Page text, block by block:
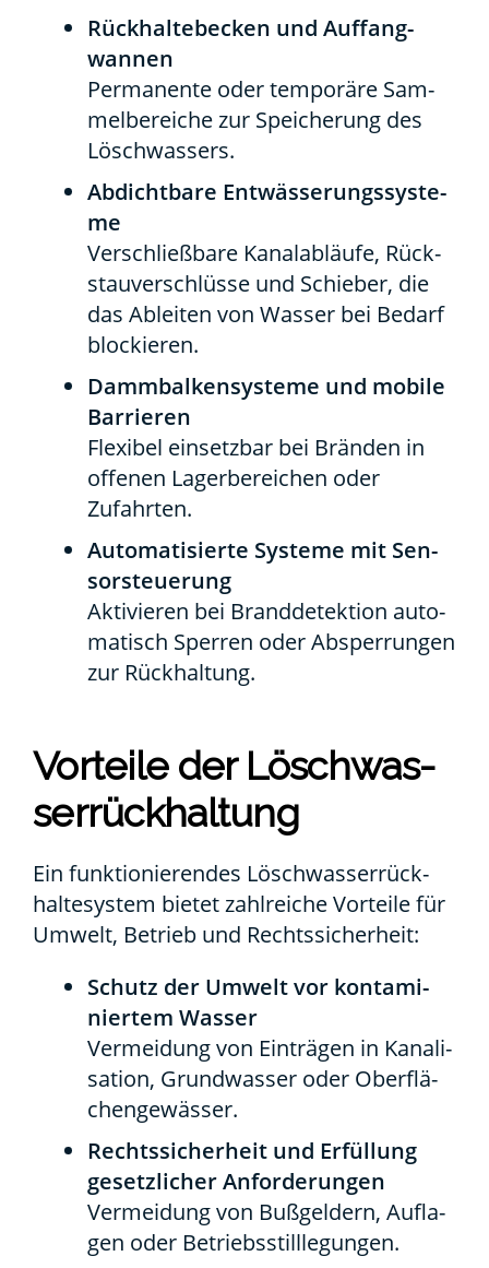
Rück­hal­te­be­cken und Auf­fang­
wan­nen
Per­ma­nen­te oder tem­po­rä­re Sam­
mel­be­rei­che zur Spei­che­rung des
Lösch­was­sers.
Abdicht­ba­re Ent­wäs­se­rungs­sys­te­
me
Ver­schließ­ba­re Kanal­ab­läu­fe, Rück­
stau­ver­schlüs­se und Schie­ber, die
das Ablei­ten von Was­ser bei Bedarf
blo­ckie­ren.
Damm­bal­ken­sys­te­me und mobi­le
Bar­rie­ren
Fle­xi­bel ein­setz­bar bei Brän­den in
offe­nen Lager­be­rei­chen oder
Zufahr­ten.
Auto­ma­ti­sier­te Sys­te­me mit Sen­
sor­steue­rung
Akti­vie­ren bei Brand­de­tek­ti­on auto­
ma­tisch Sper­ren oder Absper­run­gen
zur Rück­hal­tung.
Vor­tei­le der Lösch­was­
ser­rück­hal­tung
Ein funk­tio­nie­ren­des Lösch­was­ser­rück­
hal­te­sys­tem bie­tet zahl­rei­che Vor­tei­le für
Umwelt, Betrieb und Rechts­si­cher­heit:
Schutz der Umwelt vor kon­ta­mi­
nier­tem Was­ser
Ver­mei­dung von Ein­trä­gen in Kana­li­
sa­ti­on, Grund­was­ser oder Ober­flä­
chen­ge­wäs­ser.
Rechts­si­cher­heit und Erfül­lung
gesetz­li­cher Anfor­de­run­gen
Ver­mei­dung von Buß­gel­dern, Auf­la­
gen oder Betriebs­still­le­gun­gen.